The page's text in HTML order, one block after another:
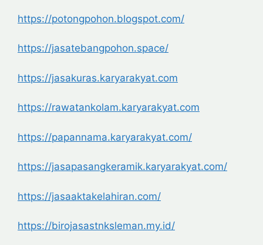
https://potongpohon.blogspot.com/
https://jasatebangpohon.space/
https://jasakuras.karyarakyat.com
https://rawatankolam.karyarakyat.com
https://papannama.karyarakyat.com/
https://jasapasangkeramik.karyarakyat.com/
https://jasaaktakelahiran.com/
https://birojasastnksleman.my.id/